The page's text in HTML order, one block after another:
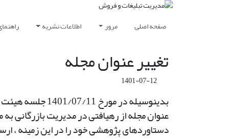
صفحه اصلی مرور اطلاعات نشریه
تغییر عنوان مجله
1401-07-12
بدینوسیله در
عنوان مجله از رهیافتی در مدیریت بازرگانی
دستاوردهای پژوهشی خود را در این زمینه ،